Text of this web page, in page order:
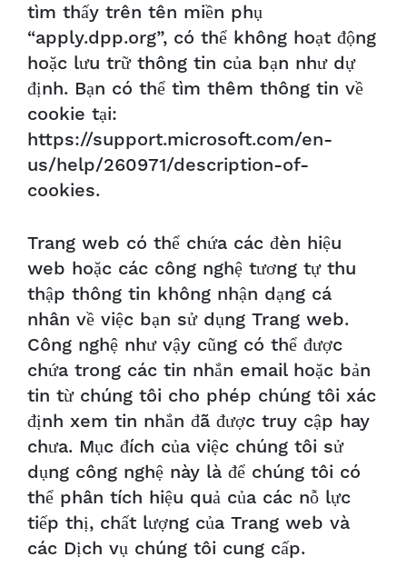
tìm thấy trên tên miền phụ
“apply.dpp.org”, có thể không hoạt động
hoặc lưu trữ thông tin của bạn như dự
định. Bạn có thể tìm thêm thông tin về
cookie tại:
https://support.microsoft.com/en-
us/help/260971/description-of-
cookies.
Trang web có thể chứa các đèn hiệu
web hoặc các công nghệ tương tự thu
thập thông tin không nhận dạng cá
nhân về việc bạn sử dụng Trang web.
Công nghệ như vậy cũng có thể được
chứa trong các tin nhắn email hoặc bản
tin từ chúng tôi cho phép chúng tôi xác
định xem tin nhắn đã được truy cập hay
chưa. Mục đích của việc chúng tôi sử
dụng công nghệ này là để chúng tôi có
thể phân tích hiệu quả của các nỗ lực
tiếp thị, chất lượng của Trang web và
các Dịch vụ chúng tôi cung cấp.